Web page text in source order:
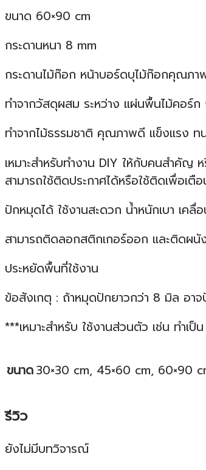
ขนาด 60×90 cm
กระดานหนา 8 mm
กระดานไม้ก๊อก หน้าบอร์ดบุไม้ก๊อกคุณภา
ทำจากวัสดุผสม ระหว่าง แผ่นพื้นไม้คอร์
ทำจากไม้ธรรมชาติ คุณภาพดี แข็งแรง ท
เหมาะสำหรับทำงาน DIY ให้กับคนสำคั
สามารถใช้ติดประกาศได้หรือใช้ติดเพื่อเตื
ปักหมุดได้ ใช้งานสะดวก น้ำหนักเบา เคลื่
สามารถติดลอกสติกเกอร์ออก และติดผนั
ประหยัดพื้นที่ใช้งาน
ข้อสังเกตุ : ถ้าหมุดปักยาวกว่า 8 มิล อาจ
***เหมาะสำหรับ ใช้งานส่วนตัว เช่น ทำ
ขนาด30×30 cm, 45×60 cm, 60×90
รีวิว
ยังไม่มีบทวิจารณ์